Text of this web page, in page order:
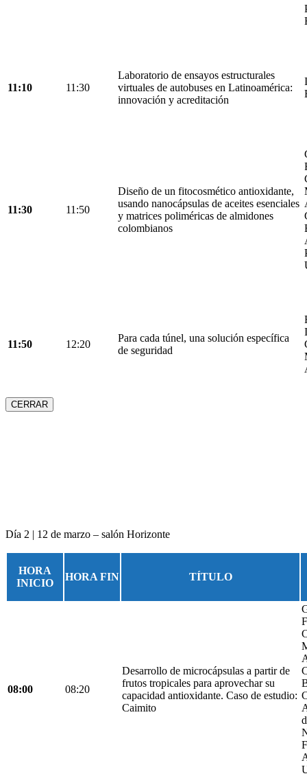
11:10 11:30
Laboratorio de ensayos estructurales
virtuales de autobuses en Latinoamérica:
innovación y acreditación
11:30 11:50
Diseño de un fitocosmético antioxidante,
usando nanocápsulas de aceites esenciales
y matrices poliméricas de almidones
colombianos
11:50 12:20
Para cada túnel, una solución específica
de seguridad
CERRAR
Día 2 | 12 de marzo – salón Horizonte
HORA
INICIO
HORA FIN TÍTULO
08:00 08:20
Desarrollo de microcápsulas a partir de
frutos tropicales para aprovechar su
capacidad antioxidante. Caso de estudio:
Caimito